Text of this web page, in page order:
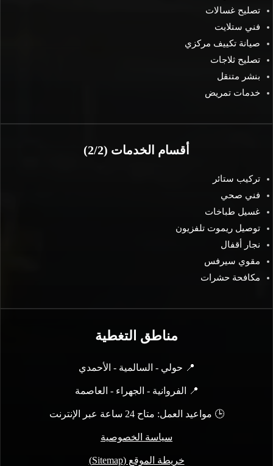
تصليح غسالات
فني ستلايت
صيانة تكييف مركزي
تصليح ثلاجات
بنشر متنقل
خدمات تمريض
أقسام الخدمات (2/2)
تركيب ستائر
فني صحي
غسيل طباخات
توصيل ريموت تلفزيون
نجار أقفال
مقوي سيرفس
مكافحة حشرات
مناطق التغطية
📍 حولي - السالمية - الأحمدي
📍 الفروانية - الجهراء - العاصمة
🕒 مواعيد العمل: متاح 24 ساعة عبر الإنترنت
سياسة الخصوصية
خريطة الموقع (Sitemap)